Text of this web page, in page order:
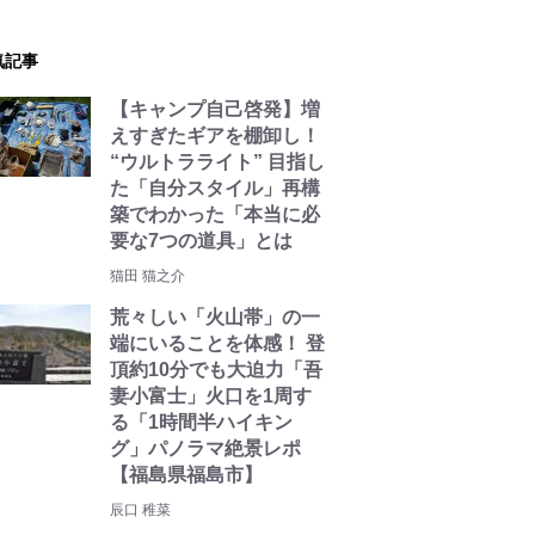
記事
【キャンプ自己啓発】増
えすぎたギアを棚卸し！
“ウルトラライト” 目指し
た「自分スタイル」再構
築でわかった「本当に必
要な7つの道具」とは
猫田 猫之介
荒々しい「火山帯」の一
端にいることを体感！ 登
頂約10分でも大迫力「吾
妻小富士」火口を1周す
る「1時間半ハイキン
グ」パノラマ絶景レポ
【福島県福島市】
辰口 稚菜